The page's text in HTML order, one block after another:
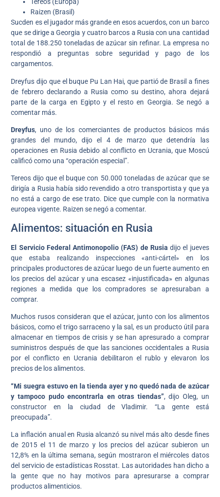
Tereos (Europa)
Raizen (Brasil)
Sucden es el jugador más grande en esos acuerdos, con un barco
que se dirige a Georgia y cuatro barcos a Rusia con una cantidad
total de 188.250 toneladas de azúcar sin refinar. La empresa no
respondió a preguntas sobre seguridad y pago de los
cargamentos.
Dreyfus dijo que el buque Pu Lan Hai, que partió de Brasil a fines
de febrero declarando a Rusia como su destino, ahora dejará
parte de la carga en Egipto y el resto en Georgia. Se negó a
comentar más.
Dreyfus, uno de los comerciantes de productos básicos más
grandes del mundo, dijo el 4 de marzo que detendría las
operaciones en Rusia debido al conflicto en Ucrania, que Moscú
calificó como una “operación especial”.
Tereos dijo que el buque con 50.000 toneladas de azúcar que se
dirigía a Rusia había sido revendido a otro transportista y que ya
no está a cargo de ese trato. Dice que cumple con la normativa
europea vigente. Raizen se negó a comentar.
Alimentos: situación en Rusia
El Servicio Federal Antimonopolio (FAS) de Rusia dijo el jueves
que estaba realizando inspecciones «anti-cártel» en los
principales productores de azúcar luego de un fuerte aumento en
los precios del azúcar y una escasez «injustificada» en algunas
regiones a medida que los compradores se apresuraban a
comprar.
Muchos rusos consideran que el azúcar, junto con los alimentos
básicos, como el trigo sarraceno y la sal, es un producto útil para
almacenar en tiempos de crisis y se han apresurado a comprar
suministros después de que las sanciones occidentales a Rusia
por el conflicto en Ucrania debilitaron el rublo y elevaron los
precios de los alimentos.
“Mi suegra estuvo en la tienda ayer y no quedó nada de azúcar
y tampoco pudo encontrarla en otras tiendas”, dijo Oleg, un
constructor en la ciudad de Vladimir. “La gente está
preocupada”.
La inflación anual en Rusia alcanzó su nivel más alto desde fines
de 2015 el 11 de marzo y los precios del azúcar subieron un
12,8% en la última semana, según mostraron el miércoles datos
del servicio de estadísticas Rosstat. Las autoridades han dicho a
la gente que no hay motivos para apresurarse a comprar
productos alimenticios.